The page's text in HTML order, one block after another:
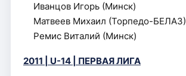
Иванцов Игорь (Минск)
Матвеев Михаил (Торпедо-БЕЛАЗ)
Ремис Виталий (Минск)
2011 | U-14 | ПЕРВАЯ ЛИГА